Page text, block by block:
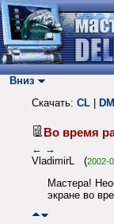
Вниз
Скачать: CL DM
Во время
← →
VladimirL (2002-
Мастера!
экране во